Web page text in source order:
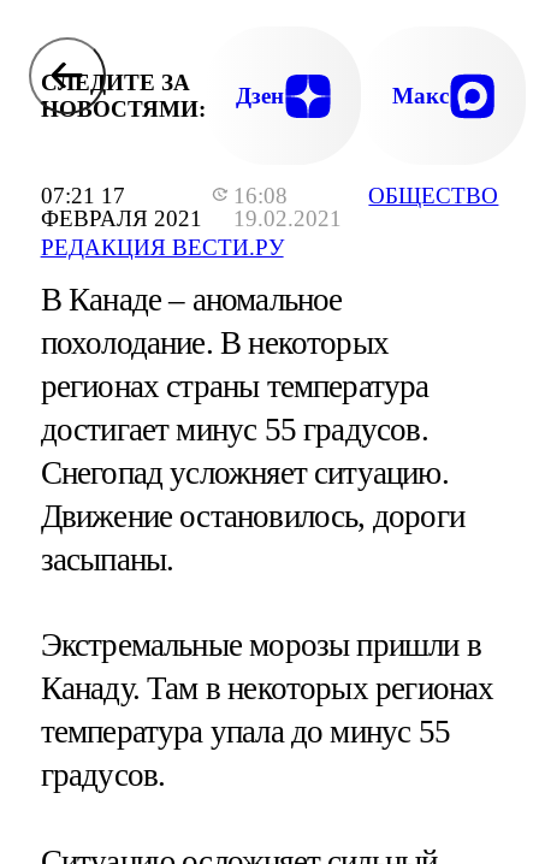
07:21 17
ФЕВРАЛЯ 2021
16:08
19.02.2021
РЕДАКЦИЯ ВЕСТИ.РУ
ОБЩЕСТВО
СЛЕДИТЕ ЗА
НОВОСТЯМИ:
Дзен Макс
В Канаде – аномальное
похолодание. В некоторых
регионах страны температура
достигает минус 55 градусов.
Снегопад усложняет ситуацию.
Движение остановилось, дороги
засыпаны.
Экстремальные морозы пришли в
Канаду. Там в некоторых регионах
температура упала до минус 55
градусов.